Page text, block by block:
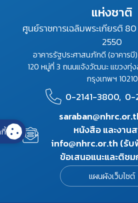
แห่งชาติ
ศูนย์ราชการเฉลิมพระเกียรติ
2550
อาคารรัฐประศาสนภักดี (อาคาร
120 หมู่ที่ 3 ถนนแจ้งวัฒนะ แขวงทุ่
กรุงเทพฯ 10210
0-2141-3800, 0-
หนังสือ และงาน
info@nhrc.or.th (รั
ข้อเสนอแนะและติช
แผนผังเว็บไซต์